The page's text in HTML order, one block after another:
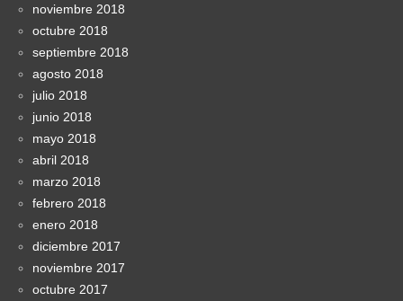
noviembre 2018
octubre 2018
septiembre 2018
agosto 2018
julio 2018
junio 2018
mayo 2018
abril 2018
marzo 2018
febrero 2018
enero 2018
diciembre 2017
noviembre 2017
octubre 2017